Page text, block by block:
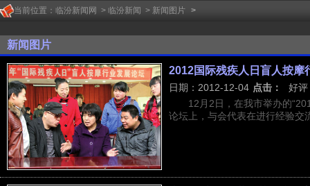
当前位置： 临汾新闻网 > 临汾新闻 > 新闻图片 >
新闻图片
2012国际残疾人日盲人按摩
日期：2012-12-04 点击：
好评
12月2日，在我市举办的
论坛上，与会代表在进行经验交